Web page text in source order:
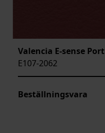
Valencia E-sense Port
E107-2062
Beställningsvara